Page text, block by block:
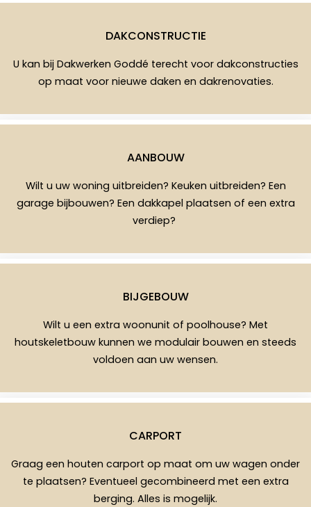
DAKCONSTRUCTIE
U kan bij Dakwerken Goddé terecht voor dakconstructies
op maat voor nieuwe daken en dakrenovaties.
AANBOUW
Wilt u uw woning uitbreiden? Keuken uitbreiden? Een
garage bijbouwen? Een dakkapel plaatsen of een extra
verdiep?
BIJGEBOUW
Wilt u een extra woonunit of poolhouse? Met
houtskeletbouw kunnen we modulair bouwen en steeds
voldoen aan uw wensen.
CARPORT
Graag een houten carport op maat om uw wagen onder
te plaatsen? Eventueel gecombineerd met een extra
berging. Alles is mogelijk.